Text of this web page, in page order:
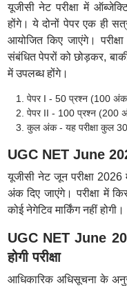
यूजीसी नेट परीक्षा में
होंगे। ये दोनों पेपर एक ही
आयोजित किए जाएंगे।
संबंधित पेपरों को छोड़कर,
में उपलब्ध होंगे।
पेपर I - 50 प्रश्न (100
पेपर II - 100 प्रश्न (200
कुल अंक - यह परीक्षा कुल
UGC NET June
यूजीसी नेट जून परीक्षा 2026
अंक दिए जाएंगे। परीक्षा में
कोई नेगेटिव मार्किंग नहीं होगी।
UGC NET June
होगी परीक्षा
आधिकारिक अधिसूचना के